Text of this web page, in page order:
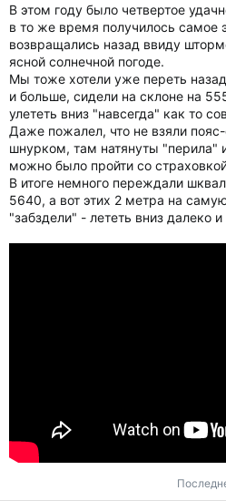
В этом году было четвертое
в то же время получилось самое
возвращались назад ввиду
ясной солнечной погоде.
Мы тоже хотели уже переть
и больше, сидели на склоне на
улететь вниз "навсегда" как то
Даже пожалел, что не взяли
шнурком, там натянуты "перила"
можно было пройти со
В итоге немного переждали
5640, а вот этих 2 метра на
"забздели" - лететь вниз далеко и